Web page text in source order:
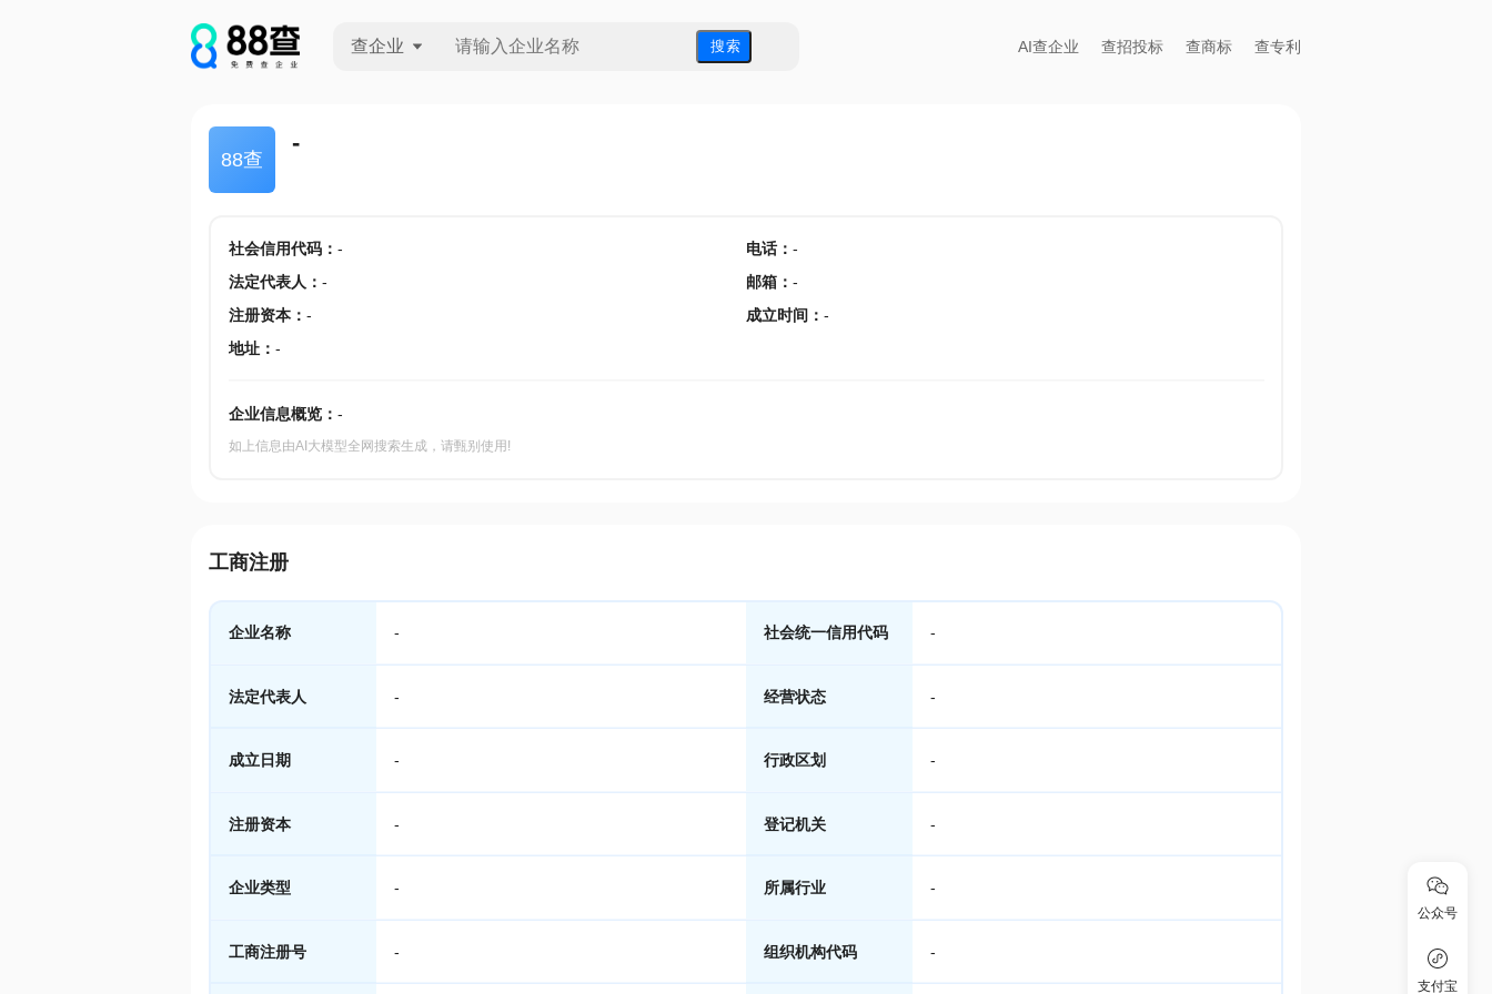
查企业 搜 索 AI查企业 查招投标 查商标 查专利
88查
-
社会信用代码： - 电话： -
法定代表人 ： - 邮箱 ： -
注册资本： - 成立时间 ： -
地址： -
企业信息概览： -
如上信息由AI大模型全网搜索生成，请甄别使用!
工商注册
企业名称 - 社会统一信用代码 -
法定代表人 - 经营状态 -
成立日期 - 行政区划 -
注册资本 - 登记机关 -
企业类型 - 所属行业 -
工商注册号 - 组织机构代码 -
公众号
支付宝